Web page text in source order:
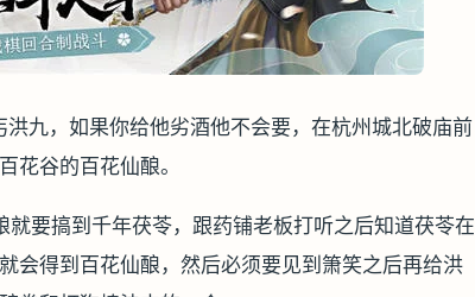
九，如果你给他劣酒他不会要，在杭州城北破庙前
花谷的百花仙酿。
就要搞到千年茯苓，跟药铺老板打听之后知道茯苓在
会得到百花仙酿，然后必须要见到箫笑之后再给洪